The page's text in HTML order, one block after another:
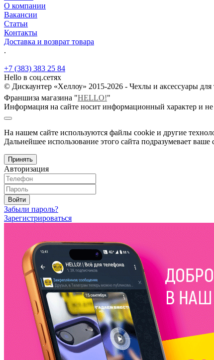
О компании
Вакансии
Статьи
Контакты
Доставка и возврат товара
.
+7 (383) 383 25 84
Hello в соц.сетях
© Дискаунтер «Хеллоу» 2015-2026 - Чехлы и аксессуары для
Франшиза магазина "HELLO!"
Информация на сайте носит информационный характер и
На нашем сайте используются файлы cookie и другие
Дальнейшее использование этого сайта подразумевает
Принять
Авторизация
Войти
Забыли пароль?
Зарегистрироваться